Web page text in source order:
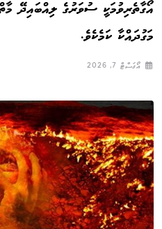
އޯގާތެރިވުމަކީ ސުވަރުގެ ލިއްބައިދޭ
މަގުދައްކާ ކަމެކެވެ.
އޯގަސްޓް 7, 2026